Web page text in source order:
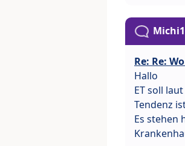
Re: Re:
Hallo
ET soll
Tendenz
Es stehen